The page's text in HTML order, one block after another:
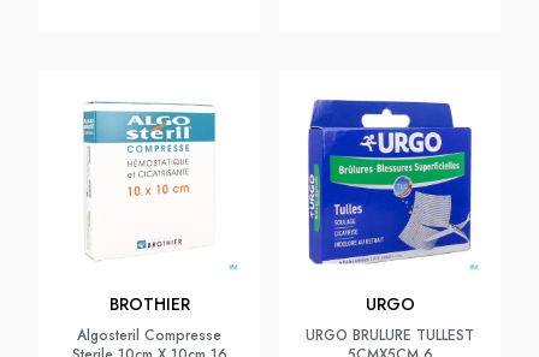
BROTHIER
Algosteril Compresse
URGO
URGO BRULURE TULLEST